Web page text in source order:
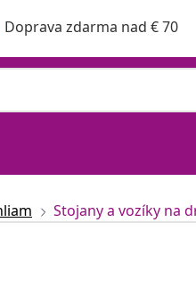
Doprava zdarma nad € 70
Stojany a vozíky na